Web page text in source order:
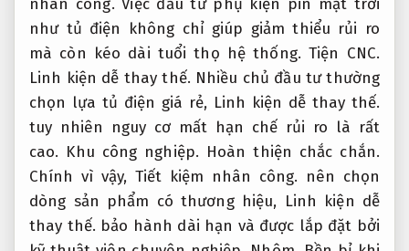
nhân công. Việc đầu tư phụ kiện pin mặt trời
như tủ điện không chỉ giúp giảm thiểu rủi ro
mà còn kéo dài tuổi thọ hệ thống.Tiện CNC.
Linh kiện dễ thay thế. Nhiều chủ đầu tư thường
chọn lựa tủ điện giá rẻ, Linh kiện dễ thay thế.
tuy nhiên nguy cơ mất hạn chế rủi ro là rất
cao. Khu công nghiệp. Hoàn thiện chắc chắn.
Chính vì vậy, Tiết kiệm nhân công. nên chọn
dòng sản phẩm có thương hiệu, Linh kiện dễ
thay thế. bảo hành dài hạn và được lắp đặt bởi